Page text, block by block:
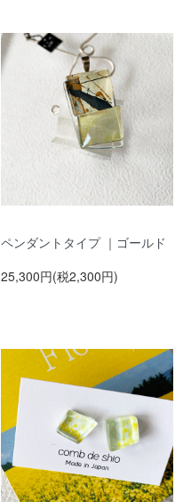
ペンダントタイプ ｜ゴールド
25,300円(税2,300円)